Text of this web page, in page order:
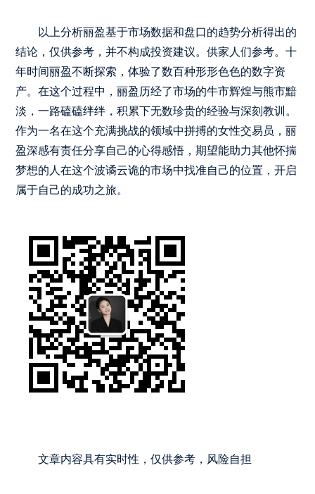
以上分析丽盈基于市场数据和盘口的趋势分析得出的
结论，仅供参考，并不构成投资建议。供家人们参考。十
年时间丽盈不断探索，体验了数百种形形色色的数字资
产。在这个过程中，丽盈历经了市场的牛市辉煌与熊市黯
淡，一路磕磕绊绊，积累下无数珍贵的经验与深刻教训。
作为一名在这个充满挑战的领域中拼搏的女性交易员，丽
盈深感有责任分享自己的心得感悟，期望能助力其他怀揣
梦想的人在这个波谲云诡的市场中找准自己的位置，开启
属于自己的成功之旅。
文章内容具有实时性，仅供参考，风险自担